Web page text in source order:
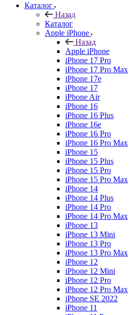
Каталог
Назад
Каталог
Apple iPhone
Назад
Apple iPhone
iPhone 17 Pro
iPhone 17 Pro Max
iPhone 17e
iPhone 17
iPhone Air
iPhone 16
iPhone 16 Plus
iPhone 16e
iPhone 16 Pro
iPhone 16 Pro Max
iPhone 15
iPhone 15 Plus
iPhone 15 Pro
iPhone 15 Pro Max
iPhone 14
iPhone 14 Plus
iPhone 14 Pro
iPhone 14 Pro Max
iPhone 13
iPhone 13 Mini
iPhone 13 Pro
iPhone 13 Pro Max
iPhone 12
iPhone 12 Mini
iPhone 12 Pro
iPhone 12 Pro Max
iPhone SE 2022
iPhone 11